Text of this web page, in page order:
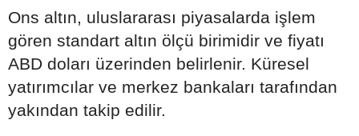
Ons altın, uluslararası piyasalarda işlem
gören standart altın ölçü birimidir ve fiyatı
ABD doları üzerinden belirlenir. Küresel
yatırımcılar ve merkez bankaları tarafından
yakından takip edilir.